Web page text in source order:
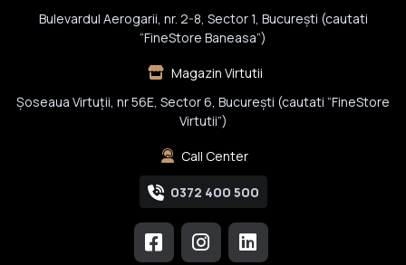
Bulevardul Aerogarii, nr. 2-8, Sector 1, Bucureşti (cautati
“FineStore Baneasa”)
Magazin Virtutii
Șoseaua Virtuții, nr 56E, Sector 6, București (cautati “FineStore
Virtutii”)
Call Center
0372 400 500